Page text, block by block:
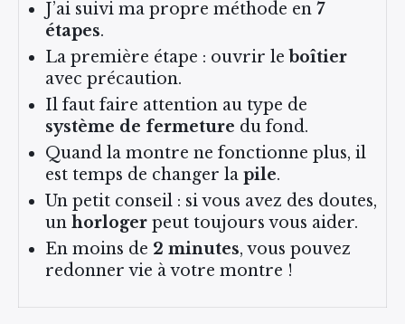
J’ai suivi ma propre méthode en 7
étapes.
La première étape : ouvrir le boîtier
avec précaution.
Il faut faire attention au type de
système de fermeture du fond.
Quand la montre ne fonctionne plus, il
est temps de changer la pile.
Un petit conseil : si vous avez des doutes,
un horlogerpeut toujours vous aider.
En moins de 2 minutes, vous pouvez
redonner vie à votre montre !